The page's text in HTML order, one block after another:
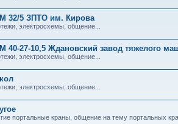
32/5 ЗПТО им. Кирова
электросхемы, общение...
40-27-10,5 Ждановский завод тяжелого
электросхемы, общение...
электросхемы, общение...
портальные краны, общение на тему портальных